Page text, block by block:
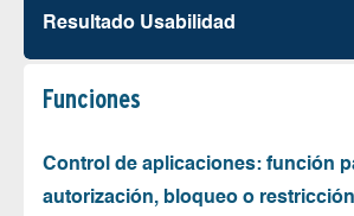
Resultado Usabilidad
Funciones
Control de aplicaciones: función
autorización, bloqueo o